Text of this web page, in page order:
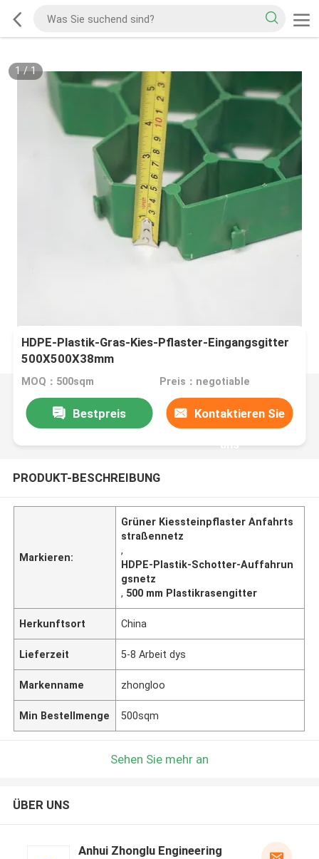
1/1
HDPE-Plastik-Gras-Kies-Pflaster-Eingangsgitter
500X500X38mm
MOQ：500sqm Preis：negotiable
Bestpreis Kontaktieren Sie
uns
PRODUKT-BESCHREIBUNG
Markieren:
Grüner Kiessteinpflaster Anfahrts
straßennetz
,
HDPE-Plastik-Schotter-Auffahrun
gsnetz
, 500 mm Plastikrasengitter
Herkunftsort China
Lieferzeit 5-8 Arbeit dys
Markenname zhongloo
Min Bestellmenge 500sqm
Sehen Sie mehr an
ÜBER UNS
Anhui Zhonglu Engineering